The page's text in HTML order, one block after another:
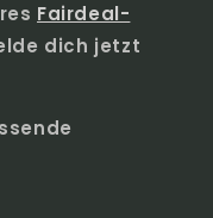
Fairdeal-
dich jetzt